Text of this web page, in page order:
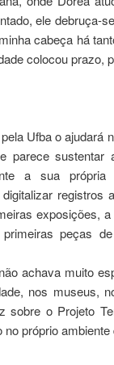
ele debruça-
cabeça há
colocou prazo,
Ufba o ajudará
parece sustentar
a sua
registros
exposições,
peças
achava muito
nos museus,
sobre o Projeto
próprio ambiente